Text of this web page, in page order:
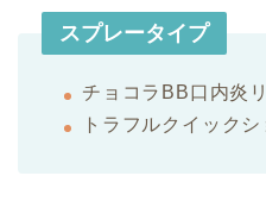
スプレータイプ
チョコラBB口内炎
トラフルクイックシ